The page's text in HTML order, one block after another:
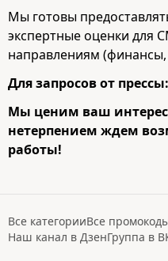
Мы готовы
экспертные оценки
направлениям (финансы,
Для запросов от прессы:
Мы ценим ваш интерес
нетерпением ждем
работы!
Все категорииВсе
Наш канал в ДзенГруппа в